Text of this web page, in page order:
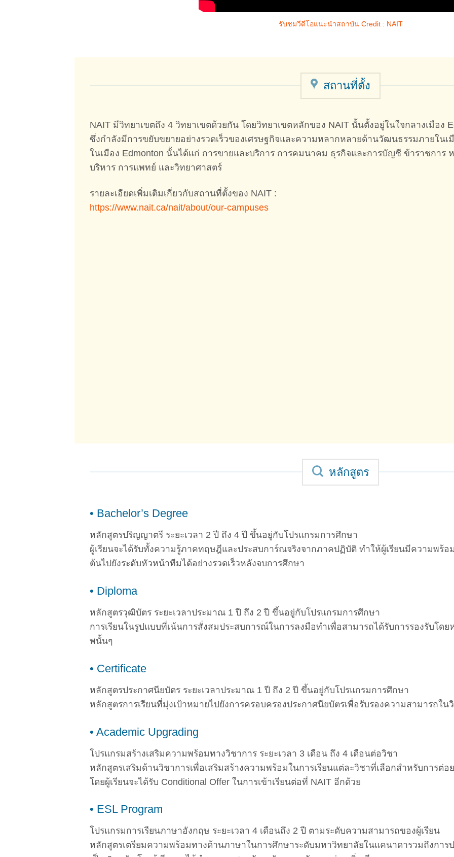
รับชมวีดีโอแนะนำสถาบัน Credit : NAIT
สถานที่ตั้ง
NAIT มีวิทยาเขตถึง 4 วิทยาเขตด้วยกัน โดยวิทยาเขตหลักของ NAIT นั้นตั้งอยู่ในใจกลางเมือง
ซึ่งกำลังมีการขยับขยายอย่างรวดเร็วของเศรษฐกิจและความหลากหลายด้านวัฒนธรรมภายใน
ในเมือง Edmonton นั้นได้แก่ การขายและบริการ การคมนาคม ธุรกิจและการบัญชี ข้าราชการ
บริหาร การแพทย์ และวิทยาศาสตร์
รายละเอียดเพิ่มเติมเกี่ยวกับสถานที่ตั้งของ NAIT :
https://www.nait.ca/nait/about/our-campuses
หลักสูตร
• Bachelor’s Degree
หลักสูตรปริญญาตรี ระยะเวลา 2 ปี ถึง 4 ปี ขึ้นอยู่กับโปรแกรมการศึกษา
ผู้เรียนจะได้รับทั้งความรู้ภาคทฤษฎีและประสบการ์ณจริงจากภาคปฏิบัติ ทำให้ผู้เรียนมีความพร้อ
ต้นไปยังระดับหัวหน้าทีมได้อย่างรวดเร็วหลังจบการศึกษา
• Diploma
หลักสูตรวุฒิบัตร ระยะเวลาประมาณ 1 ปี ถึง 2 ปี ขึ้นอยู่กับโปรแกรมการศึกษา
การเรียนในรูปแบบที่เน้นการสั่งสมประสบการณ์ในการลงมือทำเพื่อสามารถได้รับการรองรับโด
พนั้นๆ
• Certificate
หลักสูตรประกาศนียบัตร ระยะเวลาประมาณ 1 ปี ถึง 2 ปี ขึ้นอยู่กับโปรแกรมการศึกษา
หลักสูตรการเรียนที่มุ่งเป้าหมายไปยังการครอบครองประกาศนียบัตรเพื่อรับรองความสามารถใ
• Academic Upgrading
โปรแกรมสร้างเสริมความพร้อมทางวิชาการ ระยะเวลา 3 เดือน ถึง 4 เดือนต่อวิชา
หลักสูตรเสริมด้านวิชาการเพื่อเสริมสร้างความพร้อมในการเรียนแต่ละวิชาที่เลือกสำหรับการต่อ
โดยผู้เรียนจะได้รับ Conditional Offer ในการเข้าเรียนต่อที่ NAIT อีกด้วย
• ESL Program
โปรแกรมการเรียนภาษาอังกฤษ ระยะเวลา 4 เดือนถึง 2 ปี ตามระดับความสามารถของผู้เรียน
หลักสูตรเตรียมความพร้อมทางด้านภาษาในการศึกษาระดับมหาวิทยาลัยในแคนาดารวมถึงกา